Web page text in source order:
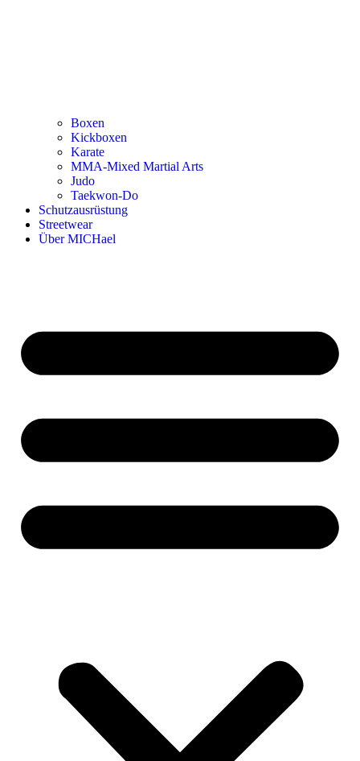
Boxen
Kickboxen
Karate
MMA-Mixed Martial Arts
Judo
Taekwon-Do
Schutzausrüstung
Streetwear
Über MICHael